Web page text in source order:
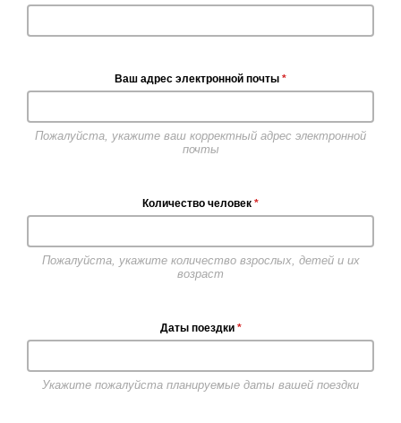
Ваш адрес электронной почты *
Пожалуйста, укажите ваш корректный адрес электронной
почты
Количество человек *
Пожалуйста, укажите количество взрослых, детей и их
возраст
Даты поездки *
Укажите пожалуйста планируемые даты вашей поездки